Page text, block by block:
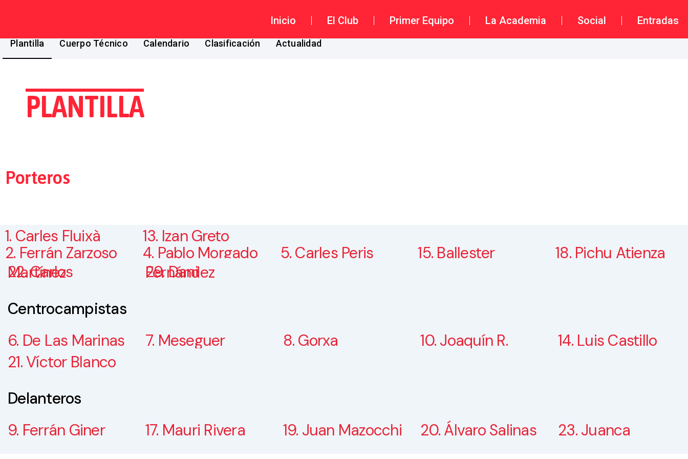
Inicio El Club Primer Equipo La Academia Social Entradas
Plantilla Cuerpo Técnico Calendario Clasificación Actualidad
PLANTILLA
Porteros
1. Carles Fluixà
13. Izan Greto
2. Ferrán Zarzoso
4. Pablo Morgado 5. Carles Peris 15. Ballester
18. Pichu Atienza
22. Carlos Martínez
29. Dani Fernández
Centrocampistas
6. De Las Marinas
7. Meseguer 8. Gorxa 10. Joaquín R.
14. Luis Castillo
21. Víctor Blanco
Delanteros
9. Ferrán Giner
17. Mauri Rivera 19. Juan Mazocchi 20. Álvaro Salinas 23. Juanca